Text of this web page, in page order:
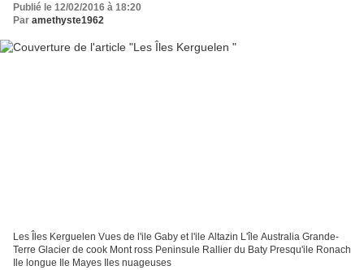
Publié le 12/02/2016 à 18:20
Par amethyste1962
Les Îles Kerguelen Vues de l'ile Gaby et l'ile Altazin L'île Australia Grande-
Terre Glacier de cook Mont ross Peninsule Rallier du Baty Presqu'ile Ronach
Ile longue Ile Mayes Iles nuageuses